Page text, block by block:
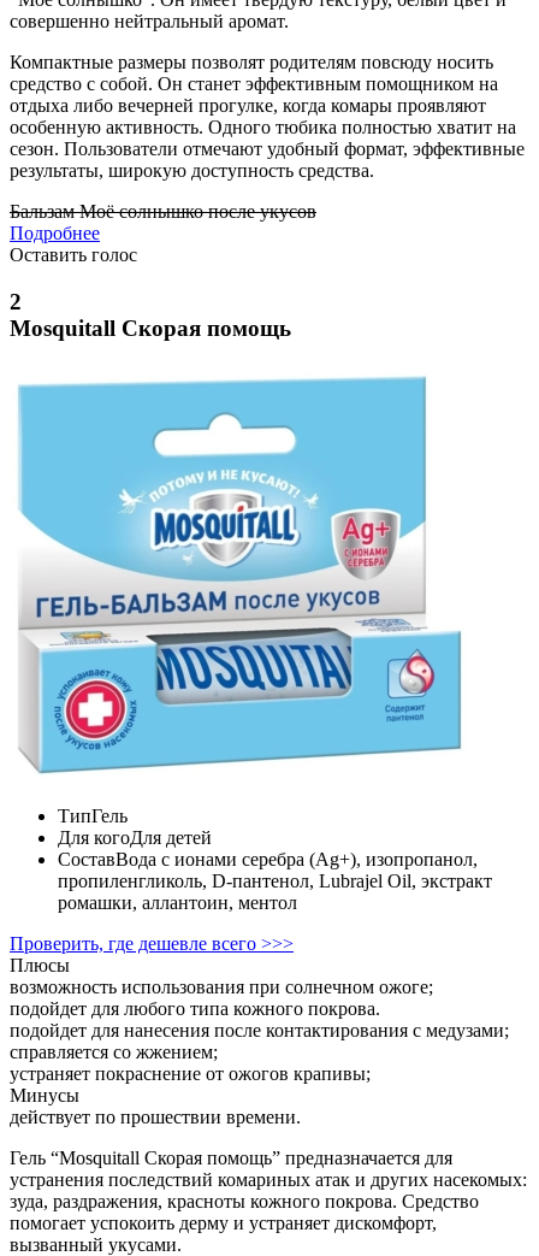
совершенно нейтральный аромат.
Компактные размеры позволят родителям повсюду носить
средство с собой. Он станет эффективным помощником на
отдыха либо вечерней прогулке, когда комары проявляют
особенную активность. Одного тюбика полностью хватит на
сезон. Пользователи отмечают удобный формат, эффективные
результаты, широкую доступность средства.
Бальзам Моё солнышко после укусов
Подробнее
Оставить голос
2
Mosquitall Скорая помощь
ТипГель
Для когоДля детей
СоставВода с ионами серебра (Ag+), изопропанол,
пропиленгликоль, D-пантенол, Lubrajel Oil, экстракт
ромашки, аллантоин, ментол
Проверить, где дешевле всего >>>
Плюсы
возможность использования при солнечном ожоге;
подойдет для любого типа кожного покрова.
подойдет для нанесения после контактирования с медузами;
справляется со жжением;
устраняет покраснение от ожогов крапивы;
Минусы
действует по прошествии времени.
Гель “Mosquitall Скорая помощь” предназначается для
устранения последствий комариных атак и других насекомых:
зуда, раздражения, красноты кожного покрова. Средство
помогает успокоить дерму и устраняет дискомфорт,
вызванный укусами.